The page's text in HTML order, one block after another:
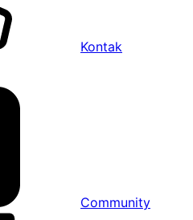
Kontak
Community